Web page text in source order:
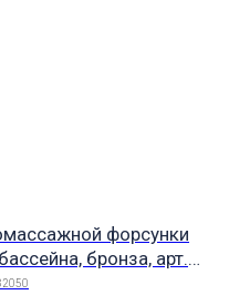
форсунки
бронза, арт.